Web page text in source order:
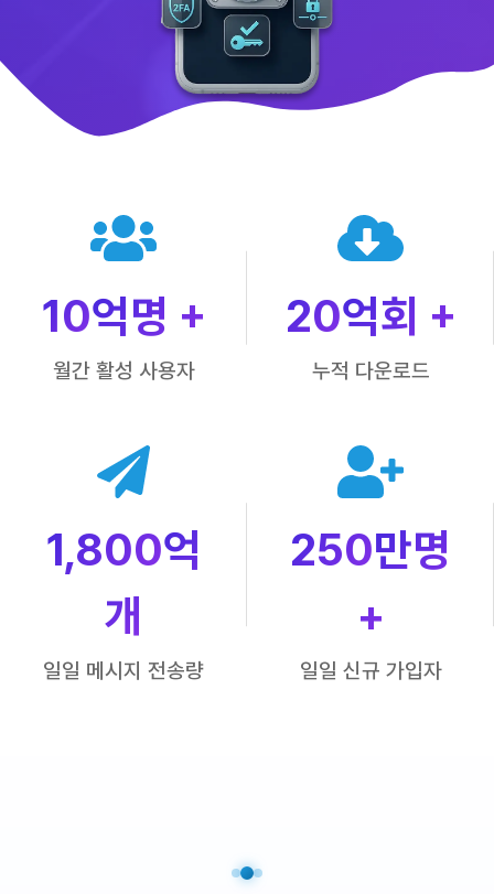
텔레그램 글로벌 이용 통계
10억명 +
월간 활성 사용자
20억회 +
누적 다운로드
1,800억
개
일일 메시지 전송량
250만명
+
일일 신규 가입자